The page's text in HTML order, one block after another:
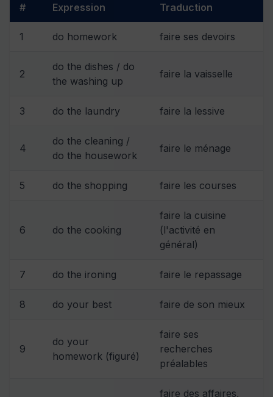
# Expression Traduction
1 do homework faire ses devoirs
2
do the dishes / do
the washing up
faire la vaisselle
3 do the laundry faire la lessive
4
do the cleaning /
do the housework
faire le ménage
5 do the shopping faire les courses
6 do the cooking
faire la cuisine
(l'activité en
général)
7 do the ironing faire le repassage
8 do your best faire de son mieux
9
do your
homework (figuré)
faire ses
recherches
préalables
faire des affaires,